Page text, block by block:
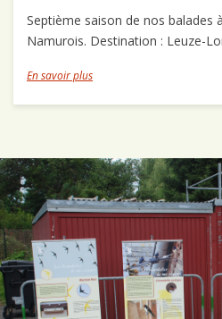
Septième saison de nos balades
Namurois. Destination : Leuze-
En savoir plus